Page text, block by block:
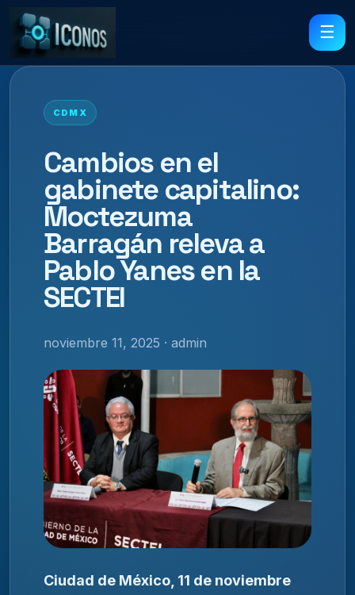
☰
CDMX
Cambios en el
gabinete capitalino:
Moctezuma
Barragán releva a
Pablo Yanes en la
SECTEI
noviembre 11, 2025 · admin
Ciudad de México, 11 de noviembre